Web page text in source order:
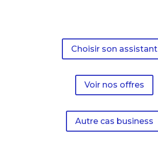
Choisir son assistant
Voir nos offres
Autre cas business